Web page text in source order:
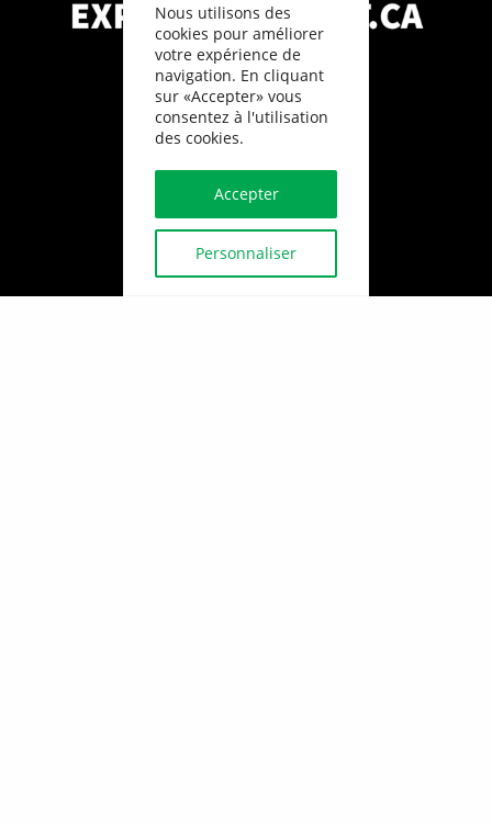
Nous utilisons des
cookies pour améliorer
votre expérience de
navigation. En cliquant
sur «Accepter» vous
consentez à l'utilisation
des cookies.
Personnaliser
Accepter